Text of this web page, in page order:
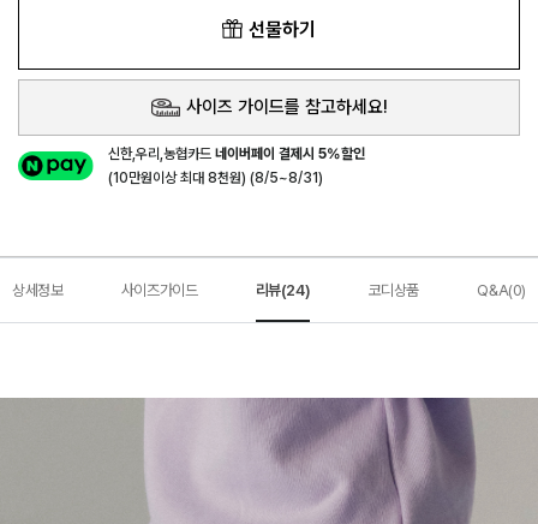
선물하기
사이즈 가이드를 참고하세요!
신한,우리,농협카드네이버페이 결제시 5%할인
(10만원이상 최대 8천원) (8/5~8/31)
상세정보 사이즈가이드 리뷰(24) 코디상품 Q&A(0)